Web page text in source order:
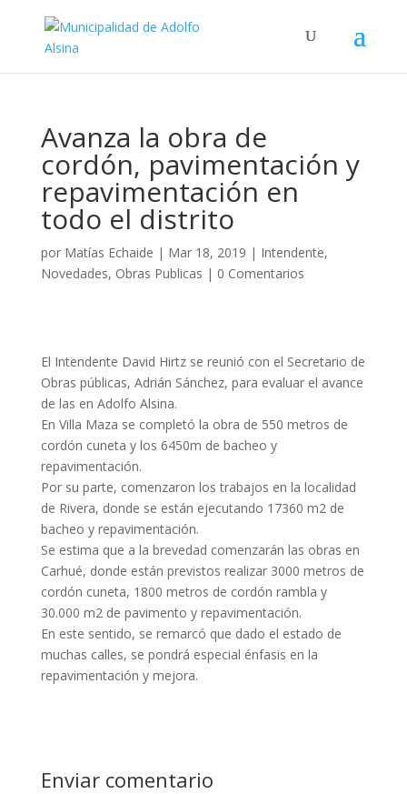
Avanza la obra de
cordón, pavimentación y
repavimentación en
todo el distrito
por Matías Echaide | Mar 18, 2019 | Intendente,
Novedades, Obras Publicas | 0 Comentarios
El Intendente David Hirtz se reunió con el Secretario de
Obras públicas, Adrián Sánchez, para evaluar el avance
de las en Adolfo Alsina.
En Villa Maza se completó la obra de 550 metros de
cordón cuneta y los 6450m de bacheo y
repavimentación.
Por su parte, comenzaron los trabajos en la localidad
de Rivera, donde se están ejecutando 17360 m2 de
bacheo y repavimentación.
Se estima que a la brevedad comenzarán las obras en
Carhué, donde están previstos realizar 3000 metros de
cordón cuneta, 1800 metros de cordón rambla y
30.000 m2 de pavimento y repavimentación.
En este sentido, se remarcó que dado el estado de
muchas calles, se pondrá especial énfasis en la
repavimentación y mejora.
Enviar comentario